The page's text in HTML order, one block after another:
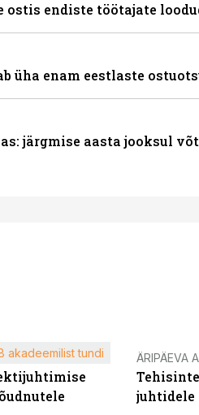
ostis endiste töötajate
üha enam eestlaste
järgmise aasta jooksul
akadeemilist tundi ÄRIPÄEVA
juhtidele